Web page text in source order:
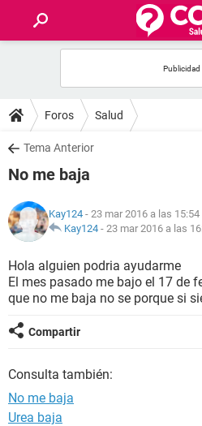
FOROS
SALUD
NUTRICIÓN
BIENESTAR
Foros Salud
Tema Anterior
No me baja
Kay124 - 23 mar 2016 a las 15:54
Kay124 - 23 mar 2016 a las
Hola alguien podria ayudarme
El mes pasado me bajo el 17 de
que no me baja no se porque si
Compartir
Consulta también:
No me baja
Urea baja